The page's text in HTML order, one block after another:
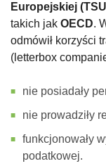
Europejskiej
takich jak OECD.
odmówił korzyści
(letterbox
nie posiadały
nie prowadziły
funkcjonowały
podatkowej.